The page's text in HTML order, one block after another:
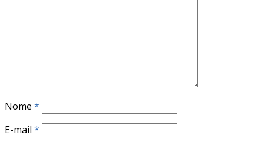
Nome *
E-mail *